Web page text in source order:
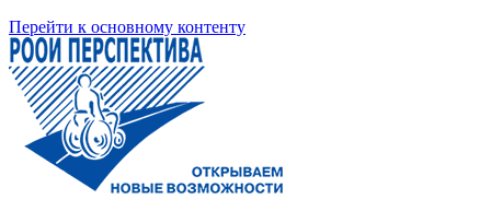
Перейти к основному контенту